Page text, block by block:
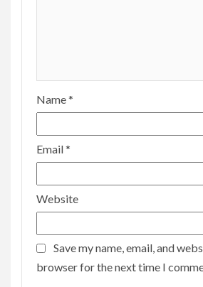
Name*
Email*
Website
Save my name, email, and
browser for the next time I